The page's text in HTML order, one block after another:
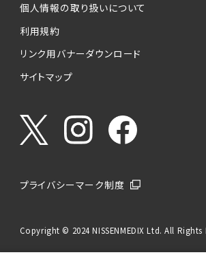
個人情報の取り扱いについて
利用規約
リンク用バナーダウンロード
サイトマップ
プライバシーマーク制度
Copyright © 2024 NISSENMEDIX Ltd. All Rights